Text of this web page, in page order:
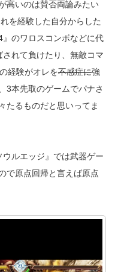
高いのは賛否両論みたい
を経験した自分からした
のワロスコンボなどに代
れて負けたり、無敵コマ
経験がオレを不感症に強
3本先取のゲームでパナさ
たるものだと思いってま
ルエッジ』では武器ゲー
で原点回帰と言えば原点